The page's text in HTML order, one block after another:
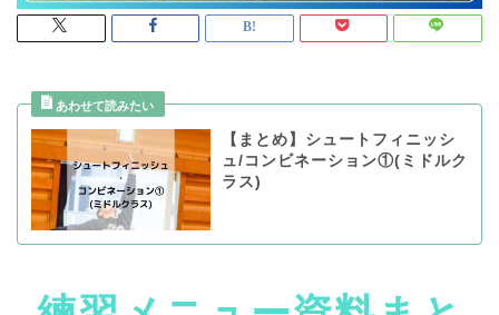
【まとめ】シュートフィニッシ
ュ/コンビネーション①(ミドルク
ラス)